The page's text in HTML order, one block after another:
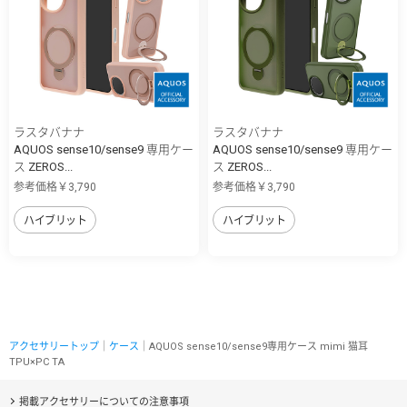
ラスタバナナ
AQUOS sense10/sense9 専用ケー
ス ZEROS...
参考価格￥3,790
ハイブリット
ラスタバナナ
AQUOS sense10/sense9 専用ケー
ス ZEROS...
参考価格￥3,790
ハイブリット
アクセサリートップ ケース ｜AQUOS sense10/sense9専用ケース mimi 猫耳
TPU×PC TA
掲載アクセサリーについての注意事項